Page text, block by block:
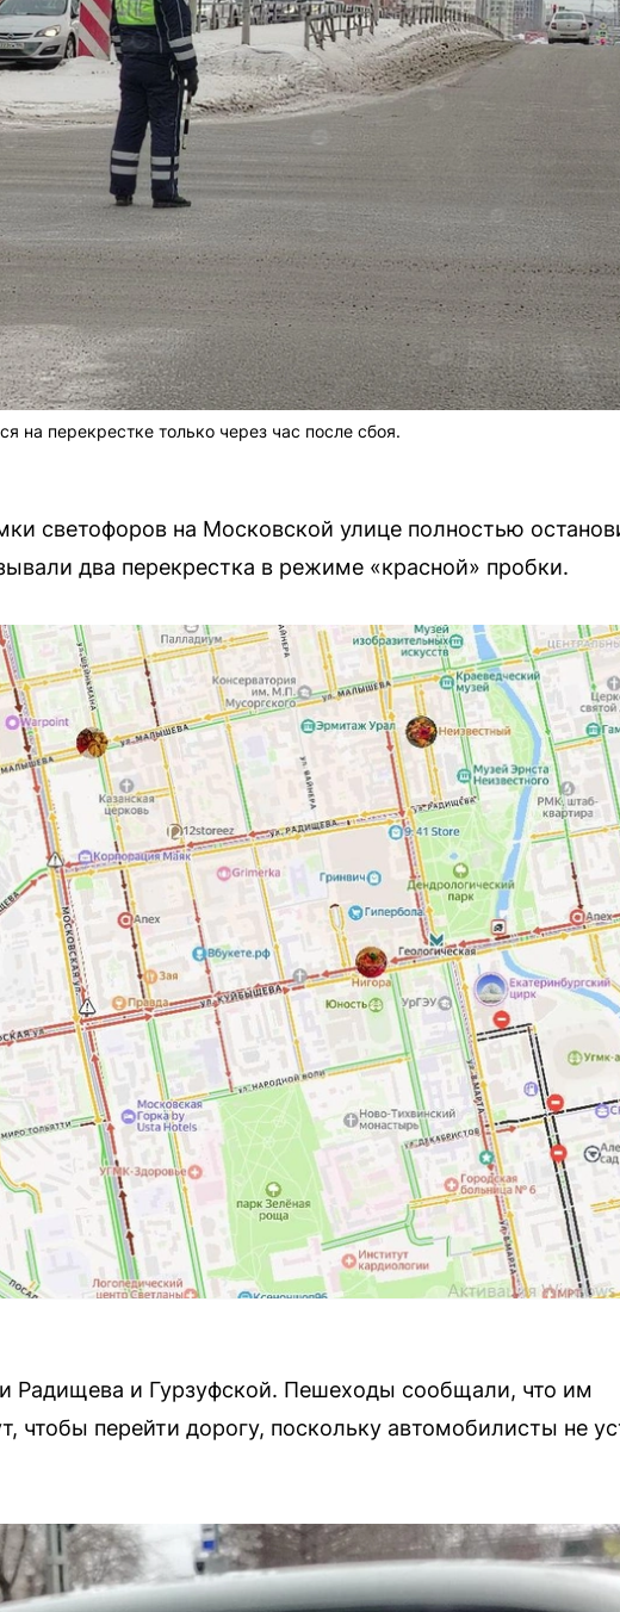
на перекрестке только через час после сбоя.
светофоров на Московской улице полностью
два перекрестка в режиме «красной» пробки.
Радищева и Гурзуфской. Пешеходы сообщали, что им
чтобы перейти дорогу, поскольку автомобилисты не